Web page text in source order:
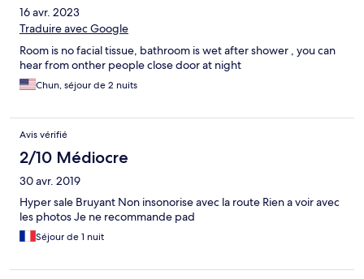
16 avr. 2023
Traduire avec Google
Room is no facial tissue, bathroom is wet after shower , you can
hear from onther people close door at night
Chun, séjour de 2 nuits
Avis vérifié
2/10 Médiocre
30 avr. 2019
Hyper sale Bruyant Non insonorise avec la route Rien a voir avec
les photos Je ne recommande pad
Séjour de 1 nuit